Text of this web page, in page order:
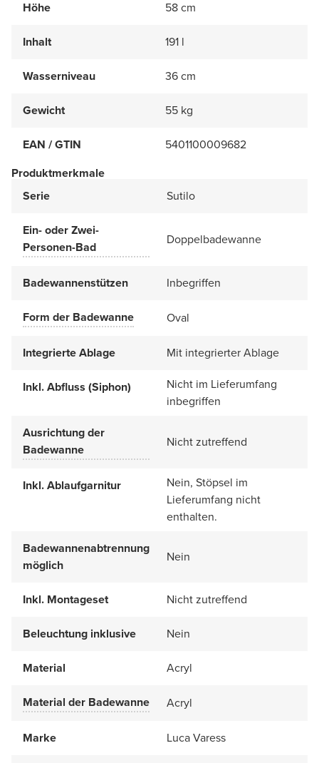
Höhe 58 cm
Inhalt 191 l
Wasserniveau 36 cm
Gewicht 55 kg
EAN / GTIN
5401100009682
Produktmerkmale
Serie
Sutilo
Ein- oder Zwei-
Personen-Bad
Doppelbadewanne
Badewannenstützen Inbegriffen
Form der Badewanne Oval
Integrierte Ablage Mit integrierter Ablage
Inkl. Abfluss (Siphon)
Nicht im Lieferumfang
inbegriffen
Ausrichtung der
Badewanne
Nicht zutreffend
Inkl. Ablaufgarnitur
Nein, Stöpsel im
Lieferumfang nicht
enthalten.
Badewannenabtrennung
möglich
Nein
Inkl. Montageset Nicht zutreffend
Beleuchtung inklusive Nein
Material Acryl
Material der Badewanne Acryl
Marke Luca Varess